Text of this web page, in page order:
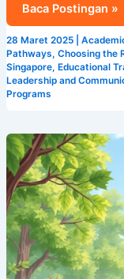
Baca Postingan »
28 Maret 2025
Pathways, Choosing the
Singapore, Educational
Leadership and
Programs
Raih
Kemajuan
Akademik
dengan
Program
Musim
Panas
Camp